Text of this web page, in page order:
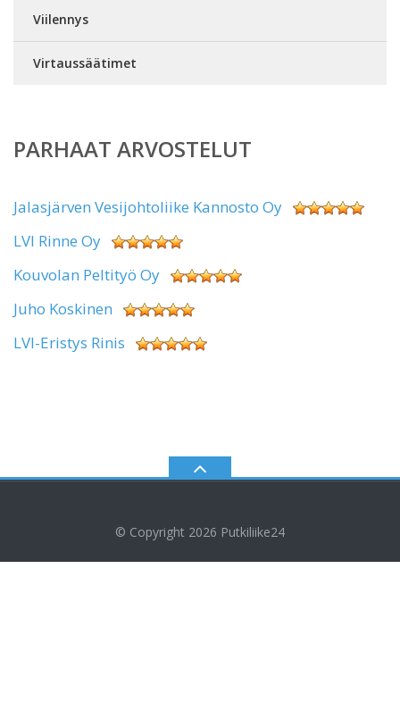
Viilennys
Virtaussäätimet
PARHAAT ARVOSTELUT
Jalasjärven Vesijohtoliike Kannosto Oy
LVI Rinne Oy
Kouvolan Peltityö Oy
Juho Koskinen
LVI-Eristys Rinis
© Copyright 2026 Putkiliike24